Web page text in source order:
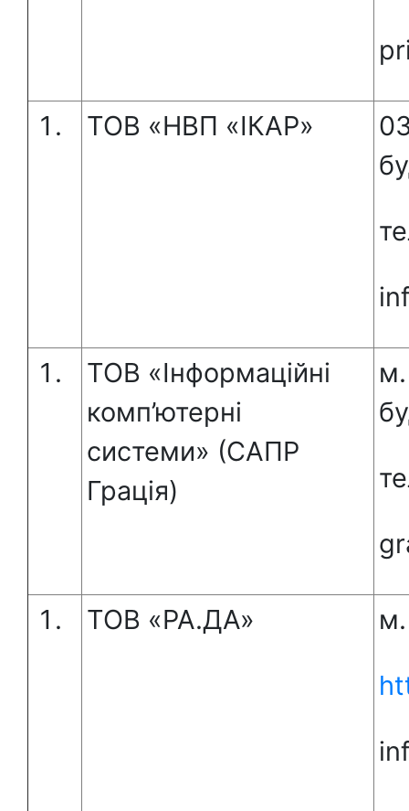
ТОВ «НВП «ІКАР»
ТОВ «Інформаційні
комп’ютерні
системи» (САПР
Грація)
м.
ТОВ «РА.ДА»